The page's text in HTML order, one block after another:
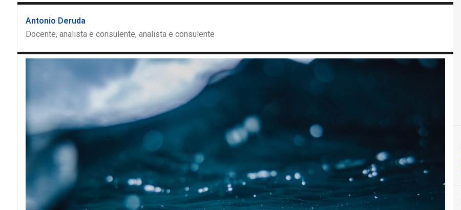
Antonio Deruda
Docente, analista e consulente, analista e consulente